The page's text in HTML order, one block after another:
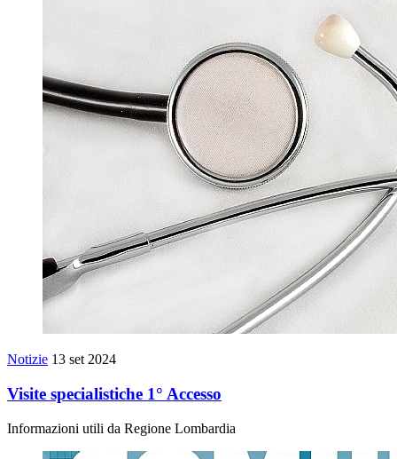
Notizie 13 set 2024
Visite specialistiche 1° Accesso
Informazioni utili da Regione Lombardia